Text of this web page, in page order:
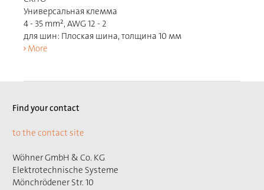
Универсальная клемма
4 - 35 mm², AWG 12 - 2
для шин: Плоская шина, толщина 10 мм
More
Find your contact
to the contact site
Wöhner GmbH & Co. KG
Elektrotechnische Systeme
Mönchrödener Str. 10